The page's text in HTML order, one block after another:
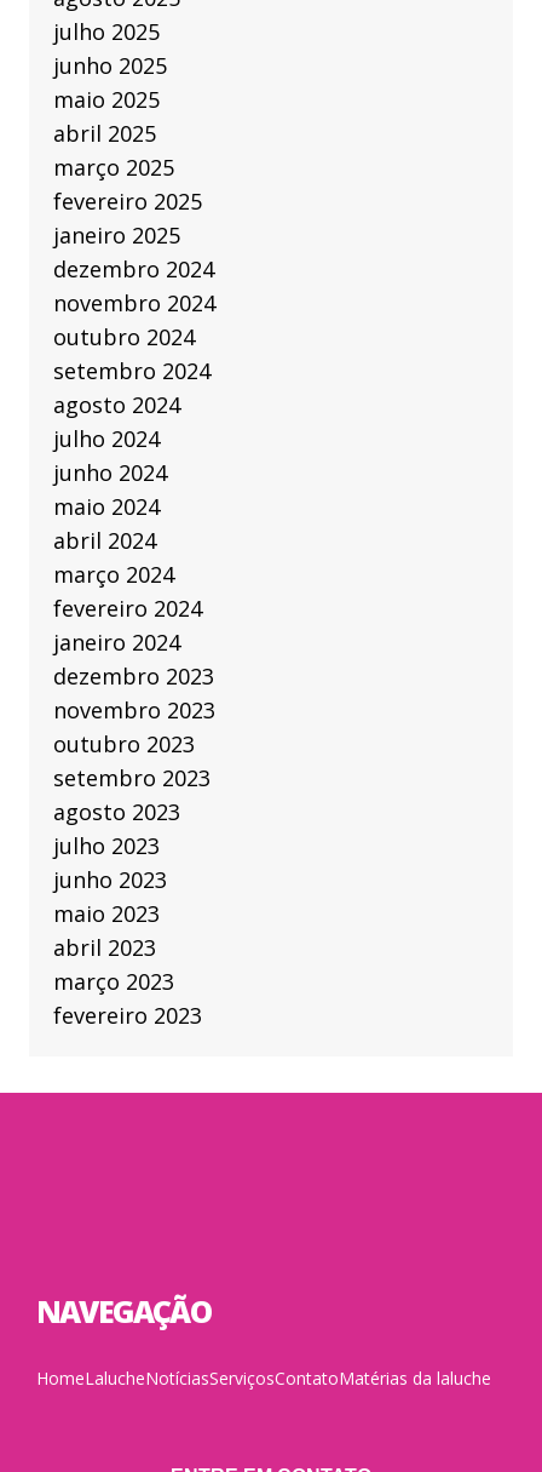
julho 2025
junho 2025
maio 2025
abril 2025
março 2025
fevereiro 2025
janeiro 2025
dezembro 2024
novembro 2024
outubro 2024
setembro 2024
agosto 2024
julho 2024
junho 2024
maio 2024
abril 2024
março 2024
fevereiro 2024
janeiro 2024
dezembro 2023
novembro 2023
outubro 2023
setembro 2023
agosto 2023
julho 2023
junho 2023
maio 2023
abril 2023
março 2023
fevereiro 2023
NAVEGAÇÃO
HomeLalucheNotíciasServiçosContatoMatérias da laluche